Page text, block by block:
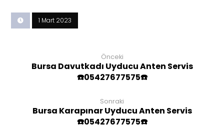
1 Mart 2023
Önceki
Bursa Davutkadı Uyducu Anten Servis
☎️05427677575☎️
Sonraki
Bursa Karapınar Uyducu Anten Servis
☎️05427677575☎️